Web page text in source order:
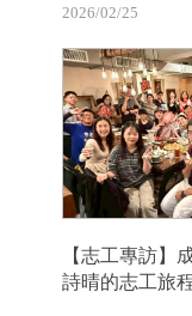
2026/02/25
【志工專訪】
詩晴的志工旅